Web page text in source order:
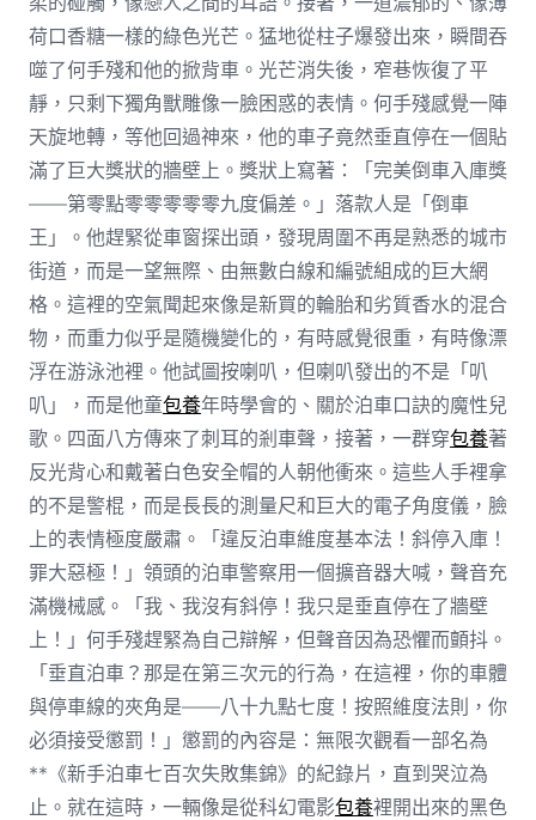
荷口香糖一樣的綠色光芒。猛地從柱子爆發出來，瞬間吞
噬了何手殘和他的掀背車。光芒消失後，窄巷恢復了平
靜，只剩下獨角獸雕像一臉困惑的表情。何手殘感覺一陣
天旋地轉，等他回過神來，他的車子竟然垂直停在一個貼
滿了巨大獎狀的牆壁上。獎狀上寫著：「完美倒車入庫獎
——第零點零零零零零九度偏差。」落款人是「倒車
王」。他趕緊從車窗探出頭，發現周圍不再是熟悉的城市
街道，而是一望無際、由無數白線和編號組成的巨大網
格。這裡的空氣聞起來像是新買的輪胎和劣質香水的混合
物，而重力似乎是隨機變化的，有時感覺很重，有時像漂
浮在游泳池裡。他試圖按喇叭，但喇叭發出的不是「叭
叭」，而是他童包養年時學會的、關於泊車口訣的魔性兒
歌。四面八方傳來了刺耳的剎車聲，接著，一群穿包養著
反光背心和戴著白色安全帽的人朝他衝來。這些人手裡拿
的不是警棍，而是長長的測量尺和巨大的電子角度儀，臉
上的表情極度嚴肅。「違反泊車維度基本法！斜停入庫！
罪大惡極！」領頭的泊車警察用一個擴音器大喊，聲音充
滿機械感。「我、我沒有斜停！我只是垂直停在了牆壁
上！」何手殘趕緊為自己辯解，但聲音因為恐懼而顫抖。
「垂直泊車？那是在第三次元的行為，在這裡，你的車體
與停車線的夾角是——八十九點七度！按照維度法則，你
必須接受懲罰！」懲罰的內容是：無限次觀看一部名為
**《新手泊車七百次失敗集錦》的紀錄片，直到哭泣為
止。就在這時，一輛像是從科幻電影包養裡開出來的黑色